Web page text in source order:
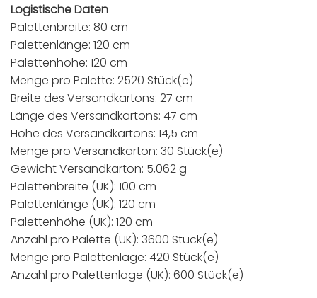
Logistische Daten
Palettenbreite: 80 cm
Palettenlänge: 120 cm
Palettenhöhe: 120 cm
Menge pro Palette: 2520 Stück(e)
Breite des Versandkartons: 27 cm
Länge des Versandkartons: 47 cm
Höhe des Versandkartons: 14,5 cm
Menge pro Versandkarton: 30 Stück(e)
Gewicht Versandkarton: 5,062 g
Palettenbreite (UK): 100 cm
Palettenlänge (UK): 120 cm
Palettenhöhe (UK): 120 cm
Anzahl pro Palette (UK): 3600 Stück(e)
Menge pro Palettenlage: 420 Stück(e)
Anzahl pro Palettenlage (UK): 600 Stück(e)